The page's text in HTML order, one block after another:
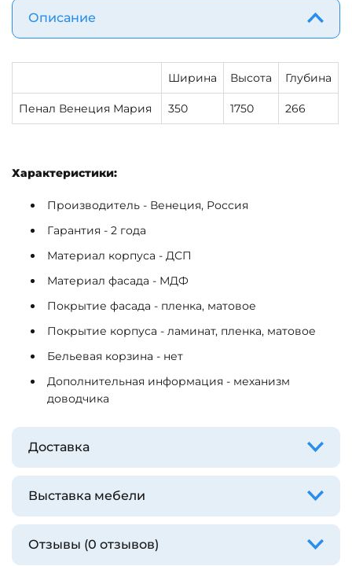
Описание
Ширина Высота Глубина
Пенал Венеция Мария 350 1750 266
Характеристики:
Производитель - Венеция, Россия
Гарантия - 2 года
Материал корпуса - ДСП
Материал фасада - МДФ
Покрытие фасада - пленка, матовое
Покрытие корпуса - ламинат, пленка, матовое
Бельевая корзина - нет
Дополнительная информация - механизм
доводчика
Доставка
Выставка мебели
Отзывы (0 отзывов)